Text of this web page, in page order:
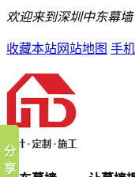
欢迎来到深圳中东幕墙
收藏本站网站地图 手